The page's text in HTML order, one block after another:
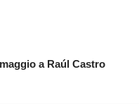
a Raúl Castro